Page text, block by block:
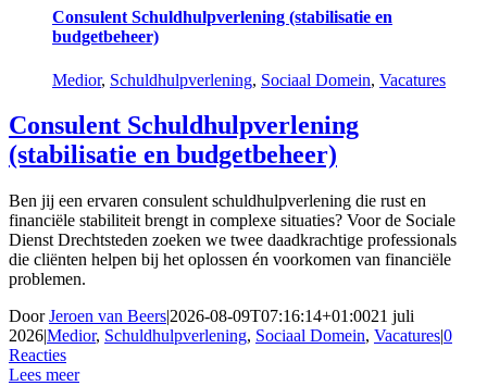
Consulent Schuldhulpverlening (stabilisatie en
budgetbeheer)
Medior, Schuldhulpverlening, Sociaal Domein, Vacatures
Consulent Schuldhulpverlening
(stabilisatie en budgetbeheer)
Ben jij een ervaren consulent schuldhulpverlening die rust en
financiële stabiliteit brengt in complexe situaties? Voor de Sociale
Dienst Drechtsteden zoeken we twee daadkrachtige professionals
die cliënten helpen bij het oplossen én voorkomen van financiële
problemen.
DoorJeroen van Beers|2026-08-09T07:16:14+01:0021 juli
2026|Medior, Schuldhulpverlening, Sociaal Domein, Vacatures|0
Reacties
Lees meer